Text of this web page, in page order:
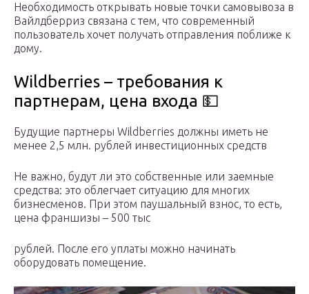
Необходимость открывать новые точки самовывоза в
Вайлдберриз связана с тем, что современный
пользователь хочет получать отправления поближе к
дому.
Wildberries – требования к
партнерам, цена входа 💵
Будущие партнеры Wildberries должны иметь не
менее 2,5 млн. рублей инвестиционных средств
Не важно, будут ли это собственные или заемные
средства: это облегчает ситуацию для многих
бизнесменов. При этом паушальный взнос, то есть,
цена франшизы – 500 тыс
рублей. После его уплаты можно начинать
оборудовать помещение.